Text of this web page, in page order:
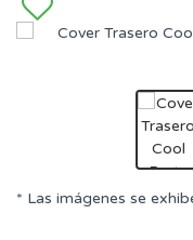
* Las imágenes se